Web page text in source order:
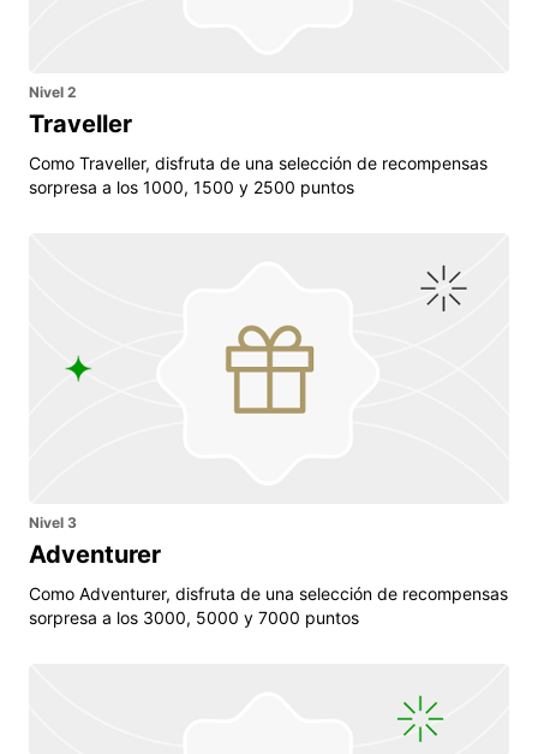
Nivel 2
Traveller
Como Traveller, disfruta de una selección de recompensas
sorpresa a los 1000, 1500 y 2500 puntos
Nivel 3
Adventurer
Como Adventurer, disfruta de una selección de recompensas
sorpresa a los 3000, 5000 y 7000 puntos